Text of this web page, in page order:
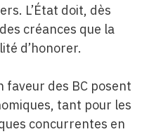
L’État doit, dès
créances que la
d’honorer.
faveur des BC posent
tant pour les
concurrentes en